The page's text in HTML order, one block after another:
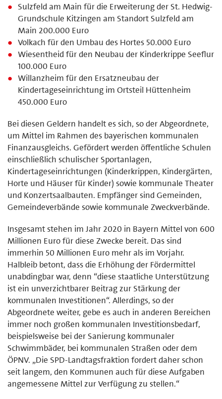
Sulzfeld am Main für die Erweiterung der St. Hedwig-
Grundschule Kitzingen am Standort Sulzfeld am
Main 200.000 Euro
Volkach für den Umbau des Hortes 50.000 Euro
Wiesentheid für den Neubau der Kinderkrippe Seeflur
100.000 Euro
Willanzheim für den Ersatzneubau der
Kindertageseinrichtung im Ortsteil Hüttenheim
450.000 Euro
Bei diesen Geldern handelt es sich, so der Abgeordnete,
um Mittel im Rahmen des bayerischen kommunalen
Finanzausgleichs. Gefördert werden öffentliche Schulen
einschließlich schulischer Sportanlagen,
Kindertageseinrichtungen (Kinderkrippen, Kindergärten,
Horte und Häuser für Kinder) sowie kommunale Theater
und Konzertsaalbauten. Empfänger sind Gemeinden,
Gemeindeverbände sowie kommunale Zweckverbände.
Insgesamt stehen im Jahr 2020 in Bayern Mittel von 600
Millionen Euro für diese Zwecke bereit. Das sind
immerhin 50 Millionen Euro mehr als im Vorjahr.
Halbleib betont, dass die Erhöhung der Fördermittel
unabdingbar war, denn “diese staatliche Unterstützung
ist ein unverzichtbarer Beitrag zur Stärkung der
kommunalen Investitionen“. Allerdings, so der
Abgeordnete weiter, gebe es auch in anderen Bereichen
immer noch großen kommunalen Investitionsbedarf,
beispielsweise bei der Sanierung kommunaler
Schwimmbäder, bei kommunalen Straßen oder dem
ÖPNV. „Die SPD-Landtagsfraktion fordert daher schon
seit langem, den Kommunen auch für diese Aufgaben
angemessene Mittel zur Verfügung zu stellen.“